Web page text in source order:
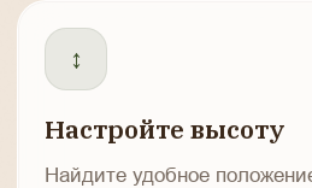
↕
Настройте высоту
Найдите удобное